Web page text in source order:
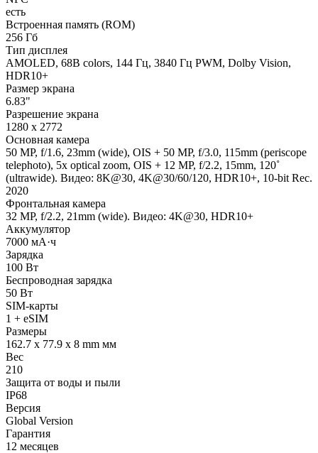
есть
Встроенная память (ROM)
256 Гб
Тип дисплея
AMOLED, 68B colors, 144 Гц, 3840 Гц PWM, Dolby Vision,
HDR10+
Размер экрана
6.83"
Разрешение экрана
1280 x 2772
Основная камера
50 MP, f/1.6, 23mm (wide), OIS + 50 MP, f/3.0, 115mm (periscope
telephoto), 5x optical zoom, OIS + 12 MP, f/2.2, 15mm, 120˚
(ultrawide). Видео: 8K@30, 4K@30/60/120, HDR10+, 10-bit Rec.
2020
Фронтальная камера
32 MP, f/2.2, 21mm (wide). Видео: 4K@30, HDR10+
Аккумулятор
7000 мА·ч
Зарядка
100 Вт
Беспроводная зарядка
50 Вт
SIM-карты
1 + eSIM
Размеры
162.7 x 77.9 x 8 mm мм
Вес
210
Защита от воды и пыли
IP68
Версия
Global Version
Гарантия
12 месяцев